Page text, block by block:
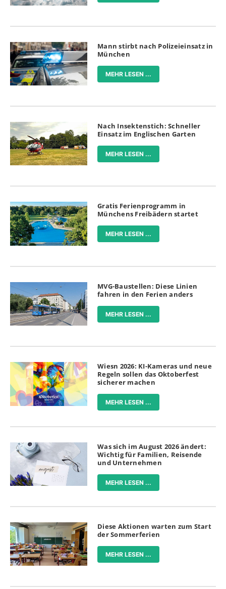
Mann stirbt nach Polizeieinsatz in
München
MEHR LESEN ...
Nach Insektenstich: Schneller
Einsatz im Englischen Garten
MEHR LESEN ...
Gratis Ferienprogramm in
Münchens Freibädern startet
MEHR LESEN ...
MVG-Baustellen: Diese Linien
fahren in den Ferien anders
MEHR LESEN ...
Wiesn 2026: KI-Kameras und neue
Regeln sollen das Oktoberfest
sicherer machen
MEHR LESEN ...
Was sich im August 2026 ändert:
Wichtig für Familien, Reisende
und Unternehmen
MEHR LESEN ...
Diese Aktionen warten zum Start
der Sommerferien
MEHR LESEN ...